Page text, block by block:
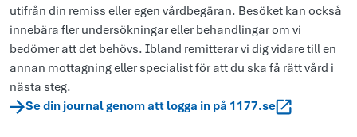
utifrån din remiss eller egen vårdbegäran. Besöket kan också
innebära fler undersökningar eller behandlingar om vi
bedömer att det behövs. Ibland remitterar vi dig vidare till en
annan mottagning eller specialist för att du ska få rätt vård i
nästa steg.
Se din journal genom att logga in på 1177.se